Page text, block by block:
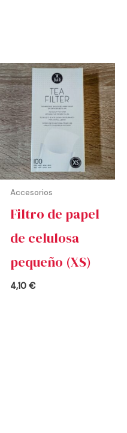
Accesorios
Filtro de papel
de celulosa
pequeño (XS)
4,10€